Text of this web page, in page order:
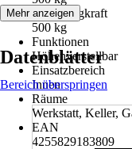
Max. Tragkraft
500 kg
Funktionen
Höhenverstellbar
Einsatzbereich
Innen
Räume
Werkstatt, Keller,
EAN
4255829183809
Mehr anzeigen
Datenblätter
Bereich überspringen